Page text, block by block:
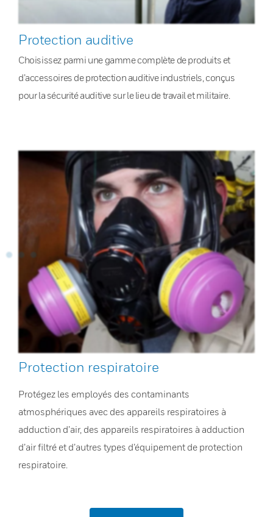
Protection auditive
Choisissez parmi une gamme complète de produits et
d’accessoires de protection auditive industriels, conçus
pour la sécurité auditive sur le lieu de travail et militaire.
Protection respiratoire
Protégez les employés des contaminants
atmosphériques avec des appareils respiratoires à
adduction d’air, des appareils respiratoires à adduction
d’air filtré et d’autres types d’équipement de protection
respiratoire.